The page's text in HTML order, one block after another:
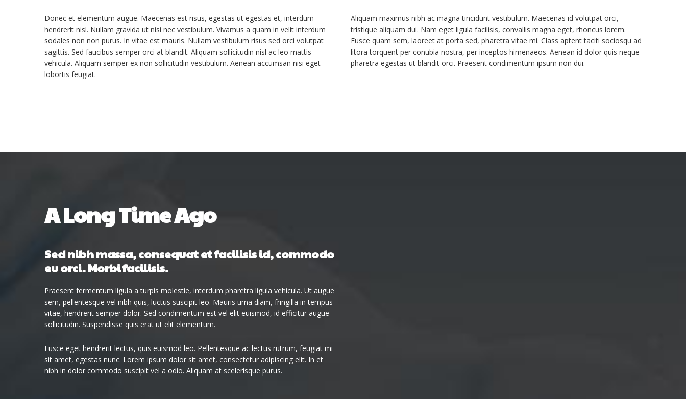
Donec et elementum augue. Maecenas est risus, egestas ut egestas et, interdum
hendrerit nisl. Nullam gravida ut nisi nec vestibulum. Vivamus a quam in velit interdum
sodales non non purus. In vitae est mauris. Nullam vestibulum risus sed orci volutpat
sagittis. Sed faucibus semper orci at blandit. Aliquam sollicitudin nisl ac leo mattis
vehicula. Aliquam semper ex non sollicitudin vestibulum. Aenean accumsan nisi eget
lobortis feugiat.
Aliquam maximus nibh ac magna tincidunt vestibulum. Maecenas id volutpat orci,
tristique aliquam dui. Nam eget ligula facilisis, convallis magna eget, rhoncus lorem.
Fusce quam sem, laoreet at porta sed, pharetra vitae mi. Class aptent taciti sociosqu ad
litora torquent per conubia nostra, per inceptos himenaeos. Aenean id dolor quis neque
pharetra egestas ut blandit orci. Praesent condimentum ipsum non dui.
ALongTimeAgo
Sed nibh massa, consequat et facilisis id, commodo
eu orci. Morbi facilisis.
Praesent fermentum ligula a turpis molestie, interdum pharetra ligula vehicula. Ut augue
sem, pellentesque vel nibh quis, luctus suscipit leo. Mauris urna diam, fringilla in tempus
vitae, hendrerit semper dolor. Sed condimentum est vel elit euismod, id efficitur augue
sollicitudin. Suspendisse quis erat ut elit elementum.
Fusce eget hendrerit lectus, quis euismod leo. Pellentesque ac lectus rutrum, feugiat mi
sit amet, egestas nunc. Lorem ipsum dolor sit amet, consectetur adipiscing elit. In et
nibh in dolor commodo suscipit vel a odio. Aliquam at scelerisque purus.